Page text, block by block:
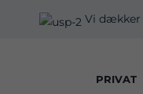
Vi dækker
PRIVAT